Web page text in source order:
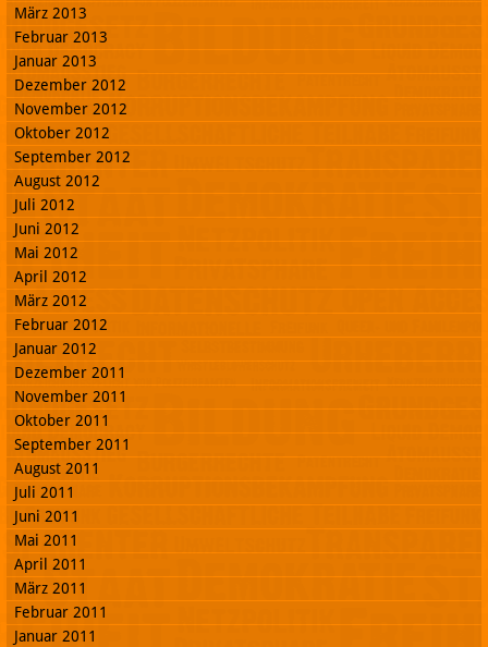
März 2013
Februar 2013
Januar 2013
Dezember 2012
November 2012
Oktober 2012
September 2012
August 2012
Juli 2012
Juni 2012
Mai 2012
April 2012
März 2012
Februar 2012
Januar 2012
Dezember 2011
November 2011
Oktober 2011
September 2011
August 2011
Juli 2011
Juni 2011
Mai 2011
April 2011
März 2011
Februar 2011
Januar 2011